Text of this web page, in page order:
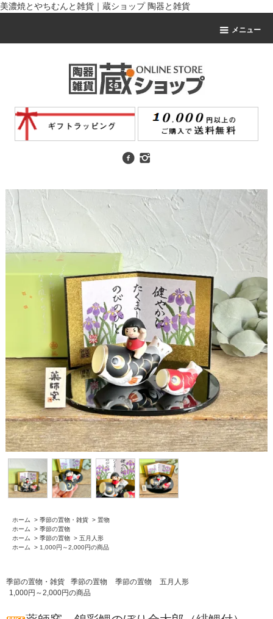
美濃焼とやちむんと雑貨｜蔵ショップ 陶器と雑貨
メニュー
ホーム > 季節の置物・雑貨 > 置物
ホーム
> 季節の置物
ホーム
> 季節の置物 > 五月人形
ホーム
> 1,000円～2,000円の商品
季節の置物・雑貨 季節の置物 季節の置物
五月人形
1,000円～2,000円の商品